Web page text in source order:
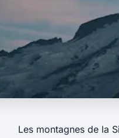
Les montagnes de la